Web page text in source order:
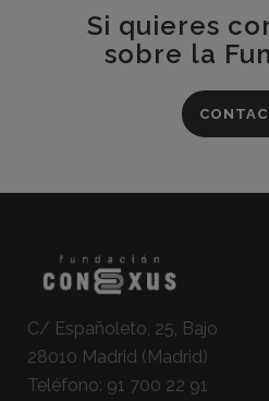
Si quieres
sobre la
C/ Españoleto, 25, Bajo
28010 Madrid (Madrid)
Teléfono: 91 700 22 91